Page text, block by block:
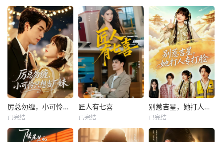
厉总勿缠，小可怜只想当厂妹
已完结
匠人有七喜
已完结
别惹吉星，她打人专打脸
已完结